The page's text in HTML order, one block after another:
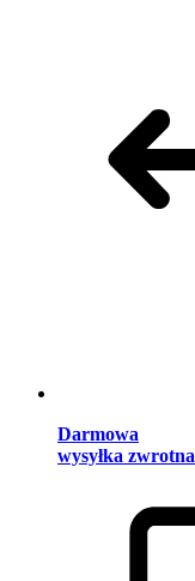
Darmowa
wysyłka zwrotna